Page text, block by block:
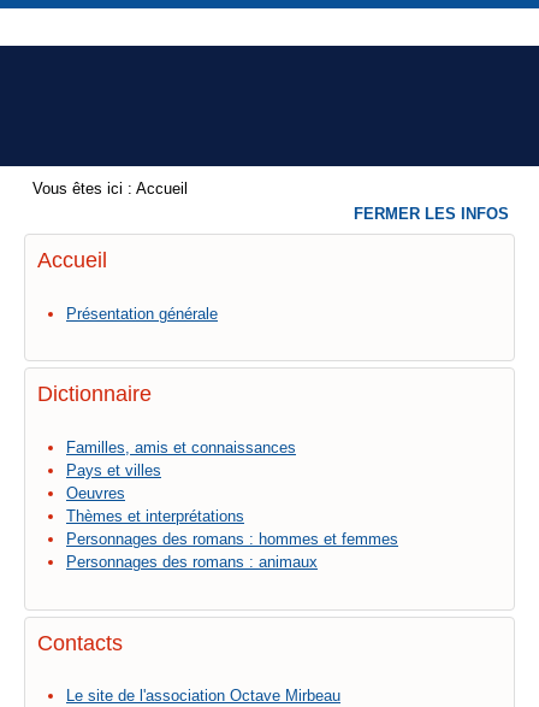
Vous êtes ici : Accueil
Accueil
Présentation générale
Dictionnaire
Familles, amis et connaissances
Pays et villes
Oeuvres
Thèmes et interprétations
Personnages des romans : hommes et femmes
Personnages des romans : animaux
Contacts
Le site de l'association Octave Mirbeau
FERMER LES INFOS